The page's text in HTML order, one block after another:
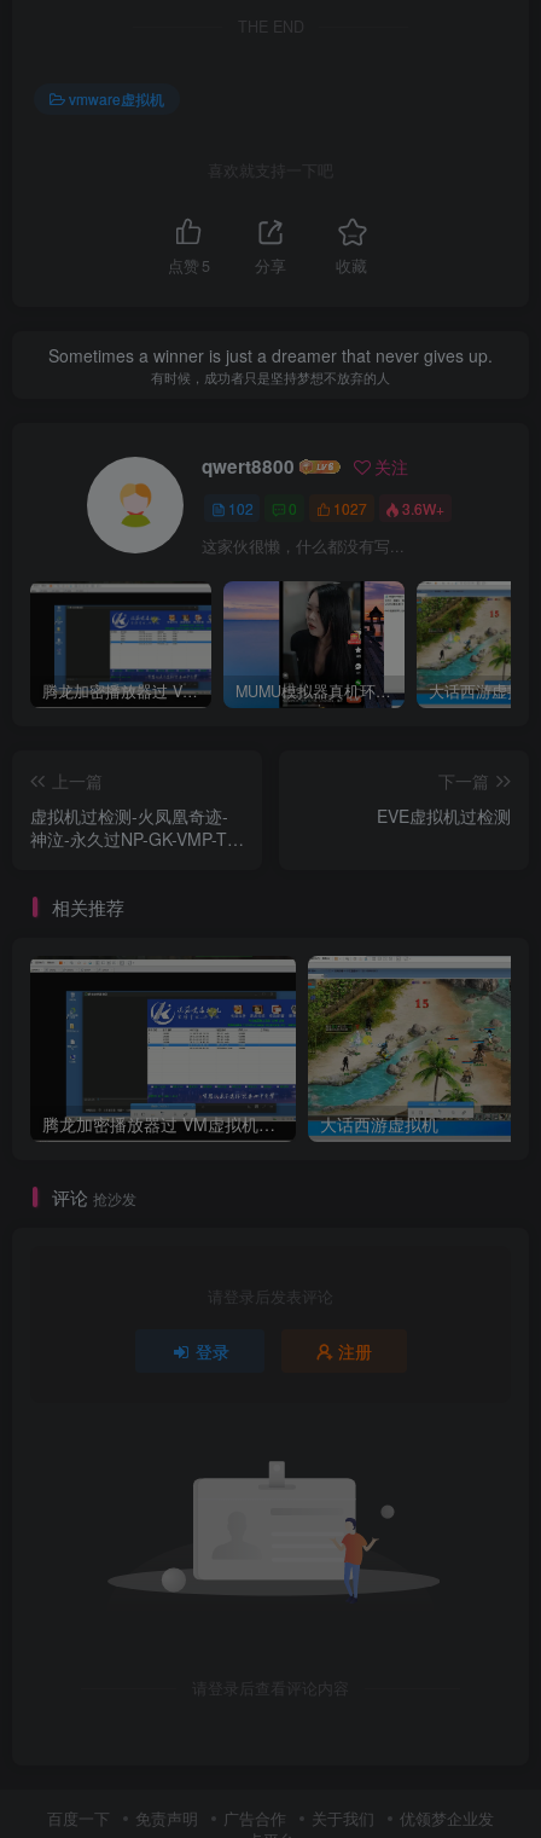
THE END
vmware虚拟机
喜欢就支持一下吧
点赞 5 分享 收藏
Sometimes a winner is just a dreamer that never gives up.
有时候，成功者只是坚持梦想不放弃的人
qwert8800 关注
102 0 1027 3.6W+
这家伙很懒，什么都没有写...
腾龙加密播放器过 VM虚拟机检测 MUMU模拟器真机环境 ——–选择购买使用 大话西游虚拟机
上一篇
虚拟机过检测-火凤凰奇迹-
神泣-永久过NP-GK-VMP-TP
下一篇
EVE虚拟机过检测
相关推荐
腾龙加密播放器过 VM虚拟机检测 大话西游虚拟机
评论 抢沙发
请登录后发表评论
登录 注册
请登录后查看评论内容
百度一下 免责声明 广告合作 关于我们
优领梦企业发